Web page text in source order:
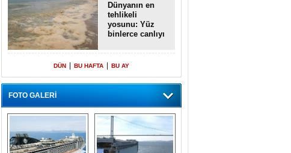
Dünyanın en
tehlikeli
yosunu: Yüz
binlerce canlıyı
DÜN BU HAFTA BU AY
FOTO GALERİ